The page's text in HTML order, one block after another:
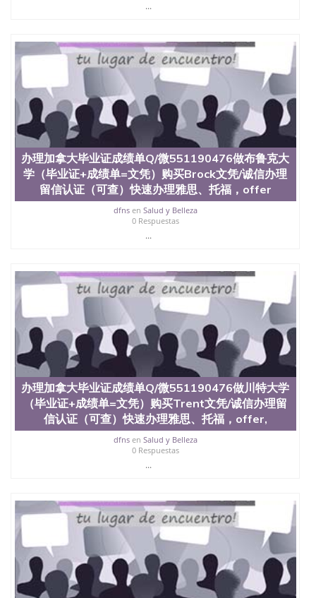
...
办理加拿大毕业证成绩单Q/微551190476做布鲁克大
学（毕业证+成绩单=文凭）购买Brock文凭/诚信办理
留信认证（可查）快速办理雅思、托福，offer
dfnsen Salud y Belleza
0 Respuestas
...
办理加拿大毕业证成绩单Q/微551190476做川特大学
（毕业证+成绩单=文凭）购买Trent文凭/诚信办理留
信认证（可查）快速办理雅思、托福，offer,
dfnsen Salud y Belleza
0 Respuestas
...